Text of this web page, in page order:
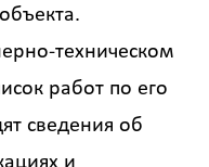
техническом
работ по его
сведения об
и